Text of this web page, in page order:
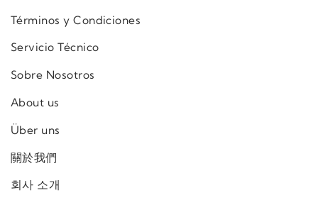
Términos y Condiciones
Servicio Técnico
Sobre Nosotros
About us
Über uns
關於我們
회사 소개